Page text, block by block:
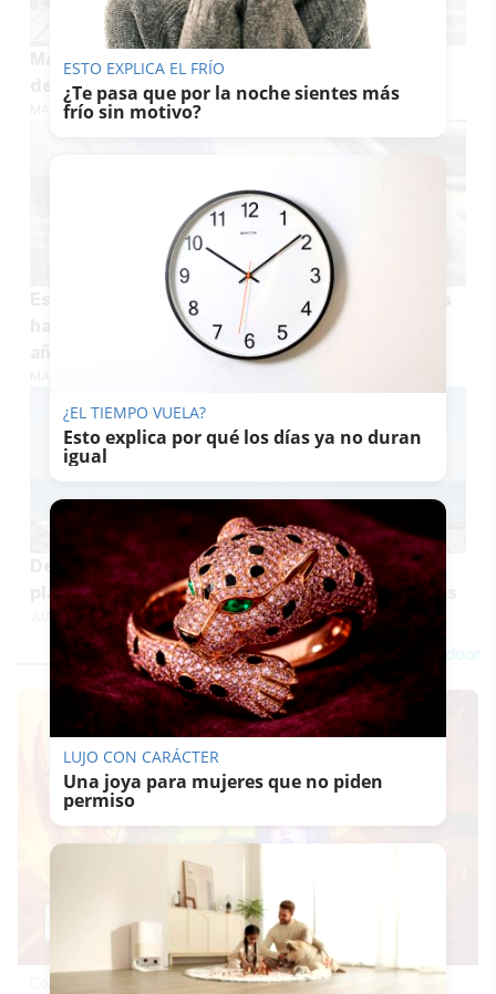
Más confort, menos consumo: así cambian más
de 100 viviendas públicas en Cádiz
MARÍA CRISOL
Esta es la provincia andaluza donde los radares
hacen más caja: 16,5 millones en multas en un
De Cortadura a La Caleta: Cádiz defiende sus
playas (y a sus 200 trabajadores) de las críticas
JUAN ANTONIO CARRASCO
Corepunk MMORPG
ESTO EXPLICA EL FRÍO
¿Te pasa que por la noche sientes más
frío sin motivo?
¿EL TIEMPO VUELA?
Esto explica por qué los días ya no duran
igual
LUJO CON CARÁCTER
Una joya para mujeres que no piden
permiso